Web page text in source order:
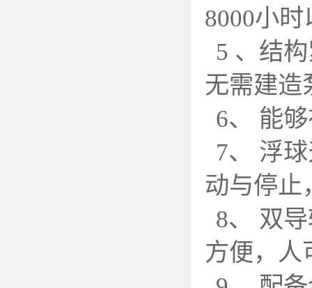
8000小
5 、结
无需建造
6、 能
7、 浮
动与停止
8、 双
方便，人